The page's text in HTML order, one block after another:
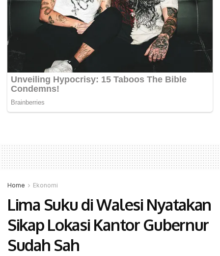
Home Ekonomi
Lima Suku di Walesi Nyatakan
Sikap Lokasi Kantor Gubernur
Sudah Sah